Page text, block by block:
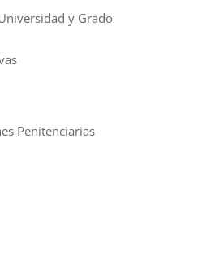
y Grado
Penitenciarias